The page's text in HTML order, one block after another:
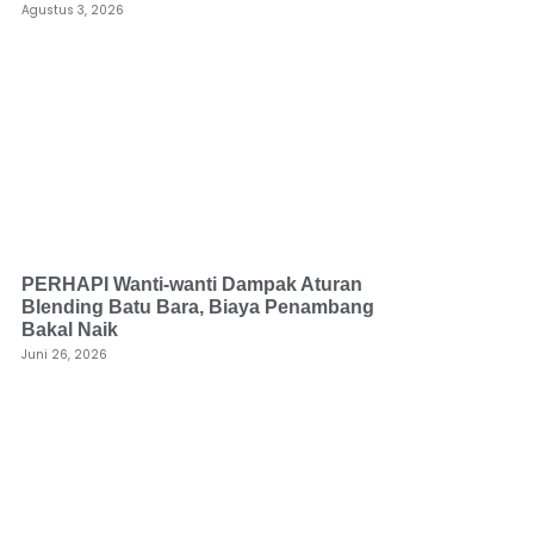
Agustus 3, 2026
PERHAPI Wanti-wanti Dampak Aturan
Blending Batu Bara, Biaya Penambang
Bakal Naik
Juni 26, 2026